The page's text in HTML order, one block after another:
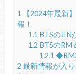
1【2024年最新
報！
1.1BTSのJIN
1.2 BTSのRM
1.2.1◆RM
2 最新情報が入